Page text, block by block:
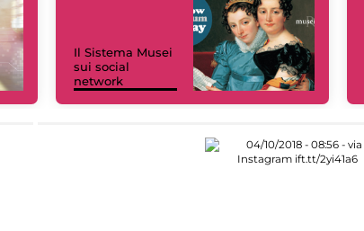
Il Sistema Musei
sui social
network